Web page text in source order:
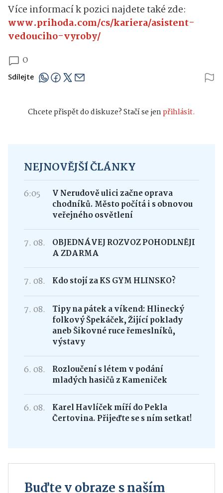
Více informací k pozici najdete také zde:
www.prihoda.com/cs/kariera/asistent-
vedouciho-vyroby/
0
Sdílejte
Chcete přispět do diskuze? Stačí se jenpřihlásit.
NEJNOVĚJŠÍ ČLÁNKY
6:05
V Nerudově ulici začne oprava
chodníků. Město počítá i s obnovou
veřejného osvětlení
7. 08.
OBJEDNÁVEJ ROZVOZ POHODLNĚJI
A ZDARMA
7. 08. Kdo stojí za KS GYM HLINSKO?
7. 08.
Tipy na pátek a víkend: Hlinecký
folkový Špekáček, Žijící poklady
aneb Šikovné ruce řemeslníků,
výstavy
6. 08.
Rozloučení s létem v podání
mladých hasičů z Kameniček
6. 08.
Karel Havlíček míří do Pekla
Čertovina. Přijeďte se s ním setkat!
Buďte v obraze s naším